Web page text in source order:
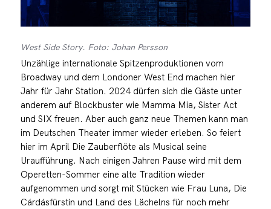
West Side Story. Foto: Johan Persson
Unzählige internationale Spitzenproduktionen vom
Broadway und dem Londoner West End machen hier
Jahr für Jahr Station. 2024 dürfen sich die Gäste unter
anderem auf Blockbuster wie Mamma Mia, Sister Act
und SIX freuen. Aber auch ganz neue Themen kann man
im Deutschen Theater immer wieder erleben. So feiert
hier im April Die Zauberflöte als Musical seine
Uraufführung. Nach einigen Jahren Pause wird mit dem
Operetten-Sommer eine alte Tradition wieder
aufgenommen und sorgt mit Stücken wie Frau Luna, Die
Cárdásfürstin und Land des Lächelns für noch mehr